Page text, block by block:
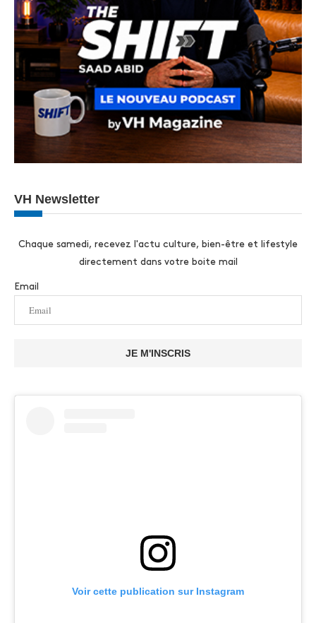
VH Newsletter
Chaque samedi, recevez l'actu culture, bien-être et lifestyle
directement dans votre boite mail
Email
JE M'INSCRIS
Voir cette publication sur Instagram